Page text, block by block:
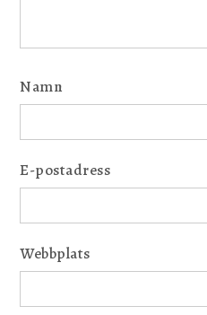
Namn
E-postadress
Webbplats